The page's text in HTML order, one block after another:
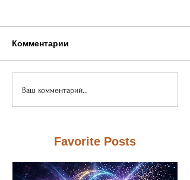
Комментарии
Ваш комментарий...
Favorite Posts